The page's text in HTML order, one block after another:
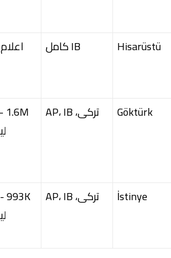
Hisarüstü IB کامل
Göktürk ترکی، AP، IB
1.6M
İstinye ترکی، AP، IB
993K